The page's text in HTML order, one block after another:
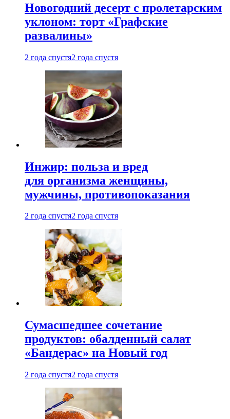
Новогодний десерт с пролетарским
уклоном: торт «Графские
развалины»
2 года спустя2 года спустя
Инжир: польза и вред
для организма женщины,
мужчины, противопоказания
2 года спустя2 года спустя
Сумасшедшее сочетание
продуктов: обалденный салат
«Бандерас» на Новый год
2 года спустя2 года спустя